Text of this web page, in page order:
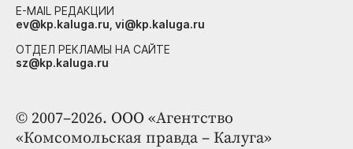
© 2007–2026. ООО «Агентство
«Комсомольская правда – Калуга»
E-MAIL РЕДАКЦИИ
ev@kp.kaluga.ru, vi@kp.kaluga.ru
ОТДЕЛ РЕКЛАМЫ НА САЙТЕ
sz@kp.kaluga.ru